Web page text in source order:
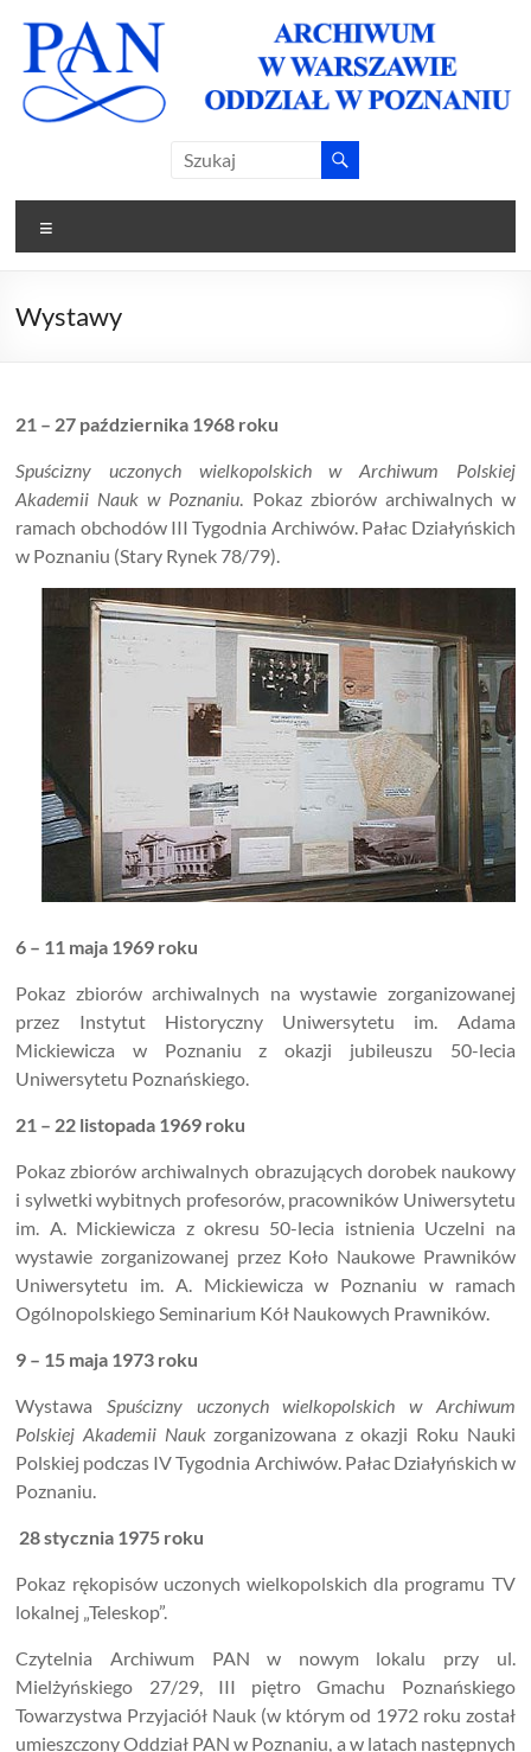
content
Archiwum
PAN
Oddział w
Poznaniu
Oddział w
Wystawy
21 – 27 października 1968 roku
Spuścizny uczonych wielkopolskich w Archiwum Polskiej
Akademii Nauk w Poznaniu . Pokaz zbiorów archiwalnych w
ramach obchodów III Tygodnia Archiwów. Pałac Działyńskich
w Poznaniu (Stary Rynek 78/79).
6 – 11 maja 1969 roku
Pokaz zbiorów archiwalnych na wystawie zorganizowanej
przez Instytut Historyczny Uniwersytetu im. Adama
Mickiewicza w Poznaniu z okazji jubileuszu 50-lecia
Uniwersytetu Poznańskiego.
21 – 22 listopada 1969 roku
Pokaz zbiorów archiwalnych obrazujących dorobek naukowy
i sylwetki wybitnych profesorów, pracowników Uniwersytetu
im. A. Mickiewicza z okresu 50-lecia istnienia Uczelni na
wystawie zorganizowanej przez Koło Naukowe Prawników
Uniwersytetu im. A. Mickiewicza w Poznaniu w ramach
Ogólnopolskiego Seminarium Kół Naukowych Prawników.
9 – 15 maja 1973 roku
Wystawa Spuścizny uczonych wielkopolskich w Archiwum
Polskiej Akademii Naukzorganizowana z okazji Roku Nauki
Polskiej podczas IV Tygodnia Archiwów. Pałac Działyńskich w
Poznaniu.
28 stycznia 1975 roku
Pokaz rękopisów uczonych wielkopolskich dla programu TV
lokalnej „Teleskop”.
Czytelnia Archiwum PAN w nowym lokalu przy ul.
Mielżyńskiego 27/29, III piętro Gmachu Poznańskiego
Towarzystwa Przyjaciół Nauk (w którym od 1972 roku został
umieszczony Oddział PAN w Poznaniu, a w latach następnych